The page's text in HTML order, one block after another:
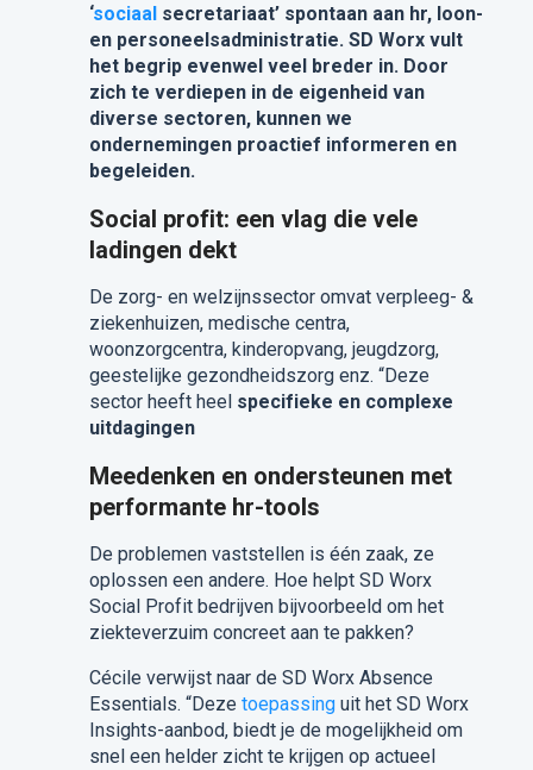
‘sociaalsecretariaat’ spontaan aan hr, loon-
en personeelsadministratie. SD Worx vult
het begrip evenwel veel breder in. Door
zich te verdiepen in de eigenheid van
diverse sectoren, kunnen we
ondernemingen proactief informeren en
begeleiden.
Social profit: een vlag die vele
ladingen dekt
De zorg- en welzijnssector omvat verpleeg- &
ziekenhuizen, medische centra,
woonzorgcentra, kinderopvang, jeugdzorg,
geestelijke gezondheidszorg enz. “Deze
sector heeft heel specifieke en complexe
uitdagingen
Meedenken en ondersteunen met
performante hr-tools
De problemen vaststellen is één zaak, ze
oplossen een andere. Hoe helpt SD Worx
Social Profit bedrijven bijvoorbeeld om het
ziekteverzuim concreet aan te pakken?
Cécile verwijst naar de SD Worx Absence
Essentials. “Deze toepassinguit het SD Worx
Insights-aanbod, biedt je de mogelijkheid om
snel een helder zicht te krijgen op actueel